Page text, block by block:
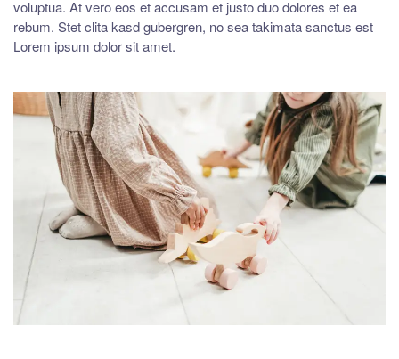
voluptua. At vero eos et accusam et justo duo dolores et ea
rebum. Stet clita kasd gubergren, no sea takimata sanctus est
Lorem ipsum dolor sit amet.